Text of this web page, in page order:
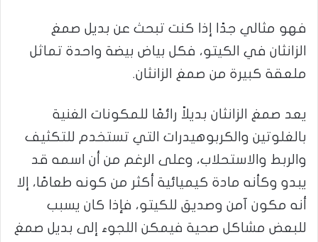
فهو مثالي جدًا إذا كنت تبحث عن بديل صمغ
الزانثان في الكيتو، فكل بياض بيضة واحدة تماثل
ملعقة كبيرة من صمغ الزانثان.
يعد صمغ الزانثان بديلاً رائعًا للمكونات الغنية
بالغلوتين والكربوهيدرات التي تستخدم للتكثيف
والربط والاستحلاب، وعلى الرغم من أن اسمه قد
يبدو وكأنه مادة كيميائية أكثر من كونه طعامًا، إلا
أنه مكون آمن وصديق للكيتو، فإذا كان يسبب
للبعض مشاكل صحية فيمكن اللجوء إلى بديل صمغ